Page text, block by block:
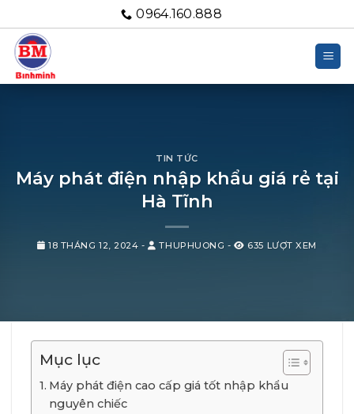
qua
nội
dung
0964.160.888
TIN TỨC
Máy phát điện nhập khẩu giá rẻ tại
Hà Tĩnh
18 THÁNG 12, 2024 - THUPHUONG - 635 LƯỢT XEM
Mục lục
Máy phát điện cao cấp giá tốt nhập khẩu
nguyên chiếc